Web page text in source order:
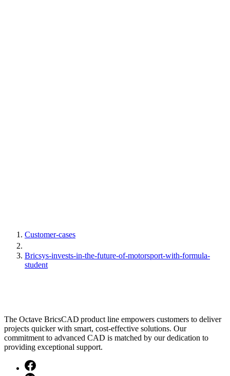
Customer-cases
Bricsys-invests-in-the-future-of-motorsport-with-formula-
student
The Octave BricsCAD product line empowers customers to deliver
projects quicker with smart, cost-effective solutions. Our
commitment to advanced CAD is matched by our dedication to
providing exceptional support.